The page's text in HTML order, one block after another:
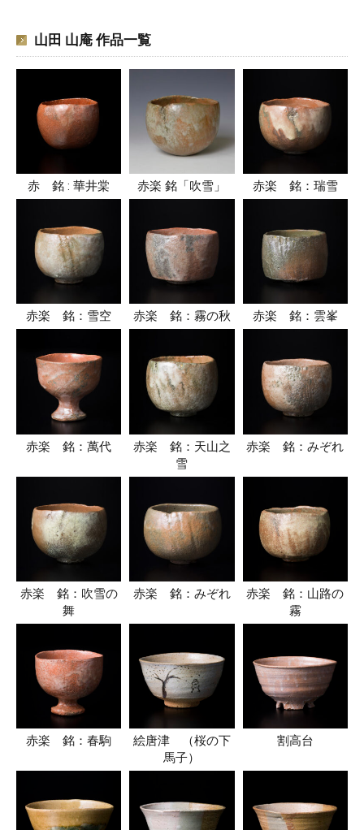
山田 山庵 作品一覧
赤 銘 : 華井棠 赤楽 銘「吹雪」 赤楽 銘：瑞雪
赤楽 銘：雪空 赤楽 銘：霧の秋 赤楽 銘：雲峯
赤楽 銘：萬代
赤楽 銘：天山之
雪
赤楽 銘：みぞれ
赤楽 銘：吹雪の
舞
赤楽 銘：みぞれ
赤楽 銘：山路の
霧
赤楽 銘：春駒
絵唐津 （桜の下
馬子）
割高台